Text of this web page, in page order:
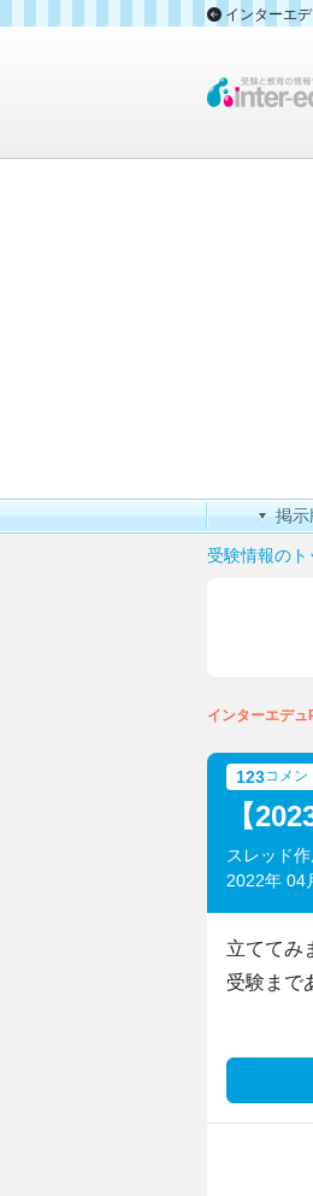
インターエ
掲示
受験情報のト
インターエデ
123コメン
【
スレッド
2022年 04
立ててみ
受験まで